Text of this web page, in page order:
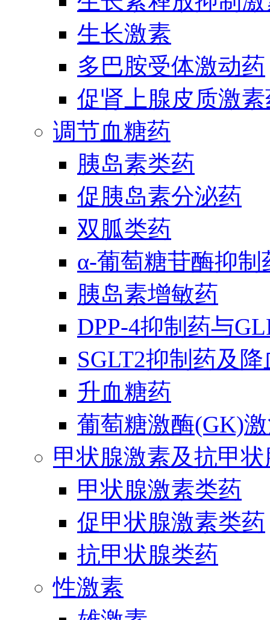
生长激素
多巴胺受体激动药
促肾上腺皮质激
调节血糖药
胰岛素类药
促胰岛素分泌药
双胍类药
α-葡萄糖苷酶抑制
胰岛素增敏药
DPP-4抑制药与
SGLT2抑制药及
升血糖药
葡萄糖激酶(GK)
甲状腺激素及抗甲
甲状腺激素类药
促甲状腺激素类药
抗甲状腺类药
性激素